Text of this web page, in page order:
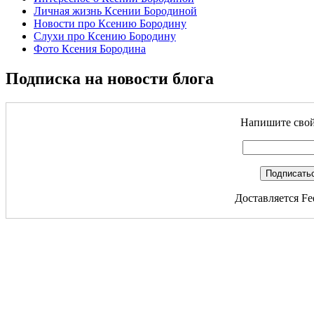
Личная жизнь Ксении Бородиной
Новости про Ксению Бородину
Слухи про Ксению Бородину
Фото Ксения Бородина
Подписка на новости блога
Напишите
Доставляется